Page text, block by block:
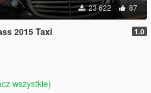
23 622 87
2015 Taxi 1.0
wszystkie)